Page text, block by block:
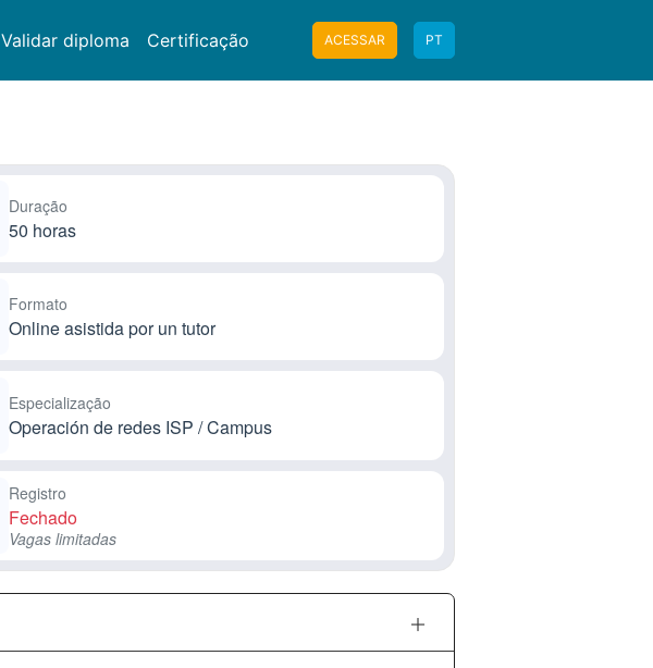
Validar diploma Certificação ACESSAR PT
Duração
50 horas
Formato
Online asistida por un tutor
Especialização
Operación de redes ISP / Campus
Registro
Fechado
Vagas limitadas